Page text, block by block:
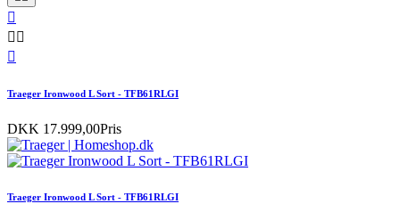

 

Traeger Ironwood L Sort - TFB61RLGI
DKK 17.999,00Pris
Traeger Ironwood L Sort - TFB61RLGI